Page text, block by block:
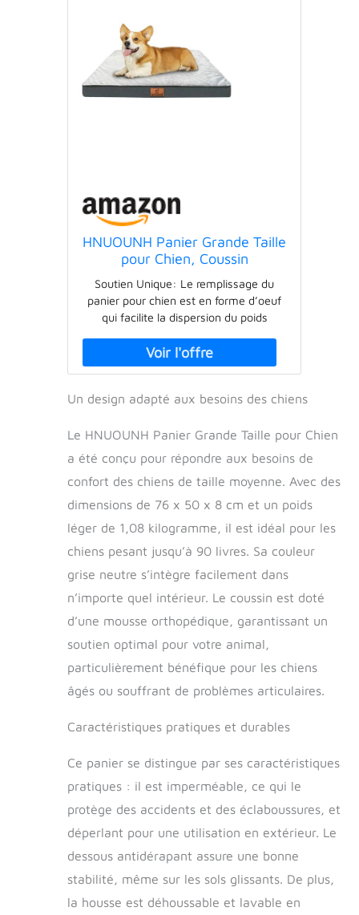
HNUOUNH Panier Grande Taille
pour Chien, Coussin
Orthopédique, Tapis avec
Couche Imperméable, Housse
Déhoussable et Lavable, Fond
Antidérapant, Gris,
76x50x8cm
Soutien Unique: Le remplissage du
panier pour chien est en forme d’oeuf
qui facilite la dispersion du poids
peut soulager les douleurs articulaires
et musculaires de votre ami, en
gonflante. Respirant et Confortable: Le
chien est en velours moelleux. La
longueur raccourcie de la peluche ne
cache pas la saleté et permet un
nettoyage plus approfondi, doux pour
le nez et les pattes de votre chien. Le
sorte que votre chien ne résistera pas à
s'allonger dessus, même pendant les
chaudes journées d'été. Le tapis chien
peut résister à la plupart des saletés
accidentelles. Waterproof & Non-Slip:
La zone de sommeil du coussin chien
est faite d'un tissu à 3 couches. La
surface de sommeil extérieure en
peluche est douce et agréable pour la
imperméable empêche le liquide de
pénétrer, de sorte que le remplissage
ne sera pas mouillé. Le fond
antidérapant empêche le chien de
glisser. Housse Extérieure Amovible: La
housse extérieure du coussin en
à une fermeture éclair de haute qualité
en forme de L. Elle est très facile à
retirer et à installer. Lorsque votre chien
a un accident sur le lit, vous pouvez
laver la housse extérieure plutôt que le
Un design adapté aux besoins des chiens
Le HNUOUNH Panier Grande Taille pour Chien
a été conçu pour répondre aux besoins de
confort des chiens de taille moyenne. Avec des
dimensions de 76 x 50 x 8 cm et un poids
léger de 1,08 kilogramme, il est idéal pour les
chiens pesant jusqu’à 90 livres. Sa couleur
grise neutre s’intègre facilement dans
n’importe quel intérieur. Le coussin est doté
d’une mousse orthopédique, garantissant un
soutien optimal pour votre animal,
particulièrement bénéfique pour les chiens
âgés ou souffrant de problèmes articulaires.
Caractéristiques pratiques et durables
Ce panier se distingue par ses caractéristiques
pratiques : il est imperméable, ce qui le
protège des accidents et des éclaboussures, et
déperlant pour une utilisation en extérieur. Le
dessous antidérapant assure une bonne
stabilité, même sur les sols glissants. De plus,
la housse est déhoussable et lavable en